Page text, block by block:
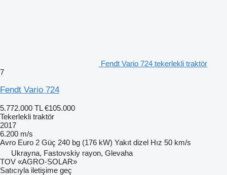
Fendt Vario 724 tekerlekli traktör
7
Fendt Vario 724
5.772.000 TL €105.000
Tekerlekli traktör
2017
6.200 m/s
Avro Euro 2 Güç 240 bg (176 kW) Yakıt dizel Hız 50 km/s
Ukrayna, Fastovskiy rayon, Glevaha
TOV «AGRO-SOLAR»
Satıcıyla iletişime geç